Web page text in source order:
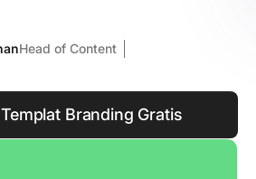
Head of Content
Branding Gratis